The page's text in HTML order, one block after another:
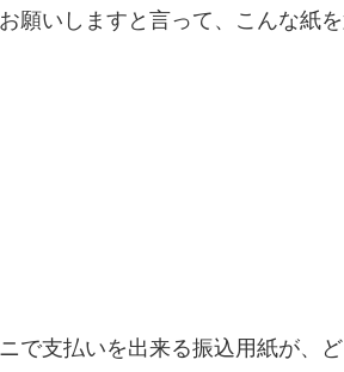
願いしますと言って、こんな紙
で支払いを出来る振込用紙が、